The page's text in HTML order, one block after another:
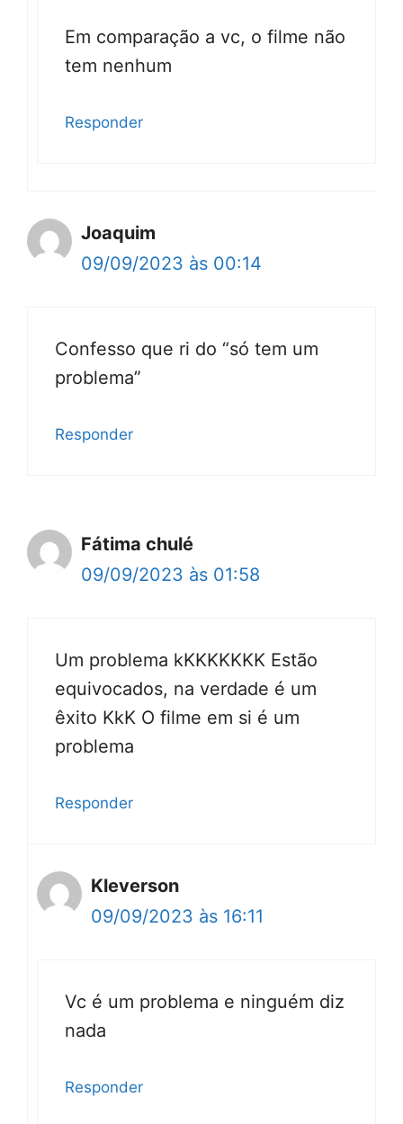
Em comparação a vc, o filme não
tem nenhum
Responder
Joaquim
09/09/2023 às 00:14
Confesso que ri do “só tem um
problema”
Responder
Fátima chulé
09/09/2023 às 01:58
Um problema kKKKKKKK Estão
equivocados, na verdade é um
êxito KkK O filme em si é um
problema
Responder
Kleverson
09/09/2023 às 16:11
Vc é um problema e ninguém diz
nada
Responder